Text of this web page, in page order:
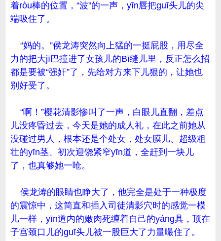
着ròu棒的位置，“波”的一声，yīn唇把guī头儿的尖
端吸住了。
“妈的。”侯龙涛突然向上猛的一挺屁股，用尽全
力的把大jī巴撞进了女孩儿的Bī缝儿里，反正怎么招
都是要被“强奸”了，先给对方来下儿狠的，让她也
别好受了。
“啊！”樱花清影惨叫了一声，白眼儿直翻，差点
儿没疼昏过去，今天是她的成人礼，在此之前她从
没碰过男人，根本还是个处女，处女膜儿、超级粗
壮的yīn茎、初次迎饶紧窄yīn道，全赶到一块儿
了，也真够她一呛。
侯龙涛的眼睛也睁大了，他完全是处于一种极度
的震惊中，这简直和插入司徒清影穴时的感觉一模
儿一样，yīn道内的嫩肉死缠着自己的yáng具，顶在
子宫颈口儿的guī头儿被一股巨大了力量嘬住了。